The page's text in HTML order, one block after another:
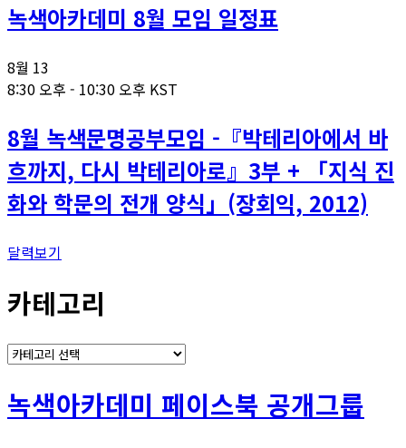
녹색아카데미 8월 모임 일정표
8월 13
8:30 오후 - 10:30 오후 KST
8월 녹색문명공부모임 -『박테리아에서 바
흐까지, 다시 박테리아로』3부 + 「지식 진
화와 학문의 전개 양식」(장회익, 2012)
달력보기
카테고리
카
고
리
녹색아카데미 페이스북 공개그룹